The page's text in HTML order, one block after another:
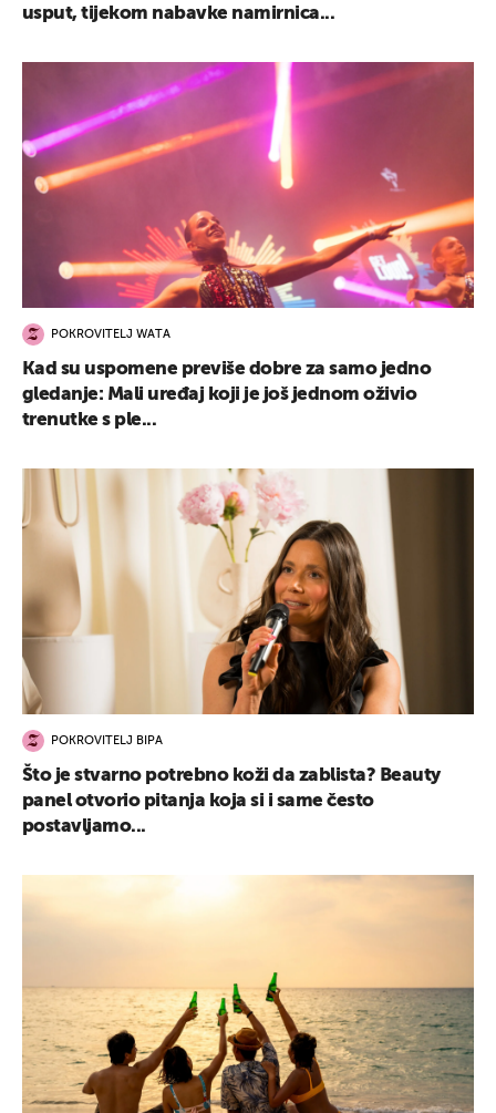
usput, tijekom nabavke namirnica...
POKROVITELJ WATA
Kad su uspomene previše dobre za samo jedno
gledanje: Mali uređaj koji je još jednom oživio
trenutke s ple...
POKROVITELJ BIPA
Što je stvarno potrebno koži da zablista? Beauty
panel otvorio pitanja koja si i same često
postavljamo...